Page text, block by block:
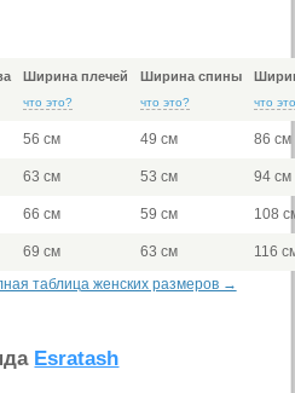
Ширина плечей
что это?
Ширина спины
что это? что
56 см 49 см 86 см
63 см 53 см 94 см
66 см 59 см 108
69 см 63 см
116
таблица женских размеров →
Esratash